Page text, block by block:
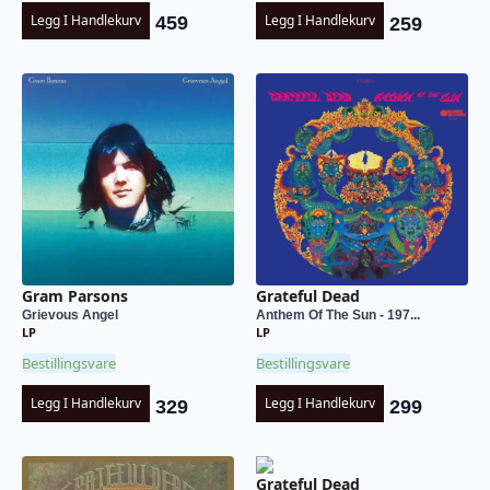
Legg I Handlekurv 459 Legg I Handlekurv 259
Gram Parsons
Grievous Angel
LP
Bestillingsvare
Legg I Handlekurv 329
Grateful Dead
Anthem Of The Sun - 197...
LP
Bestillingsvare
Legg I Handlekurv 299
Grateful Dead